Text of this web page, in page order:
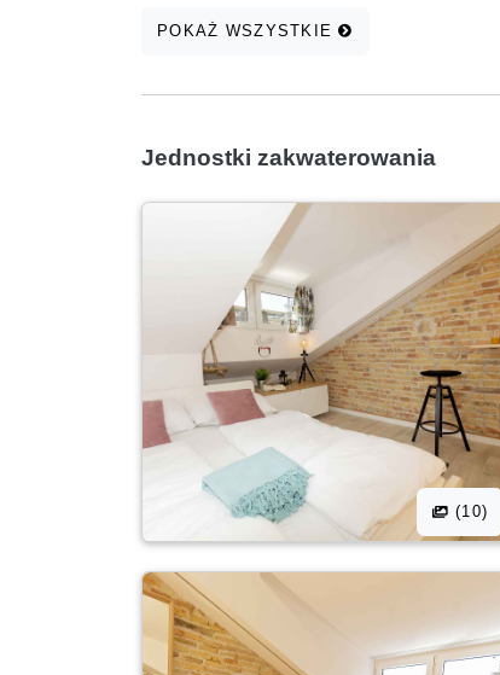
POKAŻ WSZYSTKIE
Jednostki zakwaterowania
(10)